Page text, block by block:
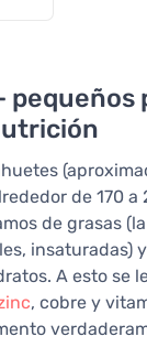
pequeños
de 170 a
de grasas
insaturadas)
A esto se
, cobre y